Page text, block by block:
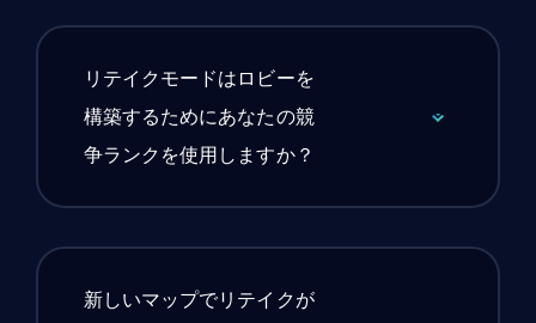
リテイクモードはロビーを
構築するためにあなたの競
争ランクを使用しますか？
新しいマップでリテイクが